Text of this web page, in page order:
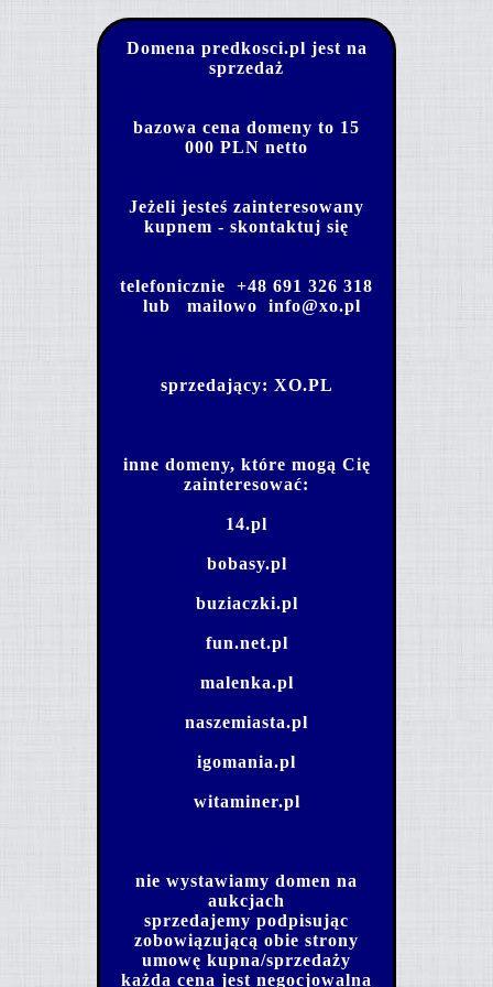
Domena predkosci.pl jest na
sprzedaż
bazowa cena domeny to 15
000 PLN netto
Jeżeli jesteś zainteresowany
kupnem - skontaktuj się
telefonicznie +48 691 326 318
lub mailowo info@xo.pl
sprzedający: XO.PL
inne domeny, które mogą Cię
zainteresować:
14.pl
bobasy.pl
buziaczki.pl
fun.net.pl
malenka.pl
naszemiasta.pl
igomania.pl
witaminer.pl
nie wystawiamy domen na
aukcjach
sprzedajemy podpisując
zobowiązującą obie strony
umowę kupna/sprzedaży
każda cena jest negocjowalna